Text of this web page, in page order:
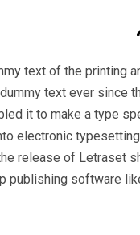
text of the printing
text ever since
it to make a type
electronic
release of Letraset
publishing software